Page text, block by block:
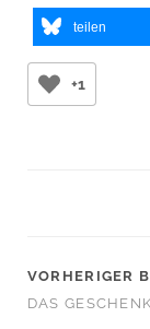
teilen
+1
VORHERIGER
DAS